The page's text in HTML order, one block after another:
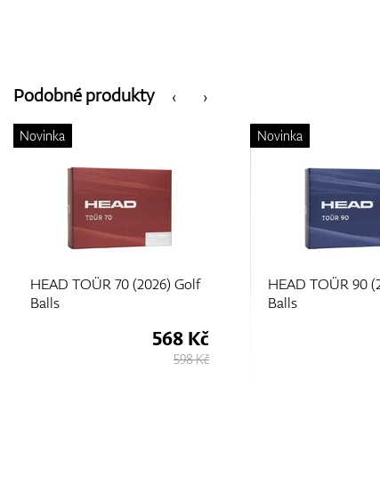
‹
Podobné produkty ›
HEAD TOÜR 90 (2026) Golf
Balls
Novinka
568 Kč
598 Kč
HEAD TOÜR 100
Balls (3pcs)
Novinka